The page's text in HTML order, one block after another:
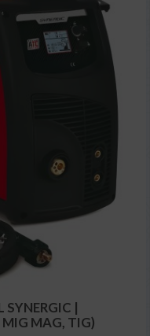
|
MAG, TIG)